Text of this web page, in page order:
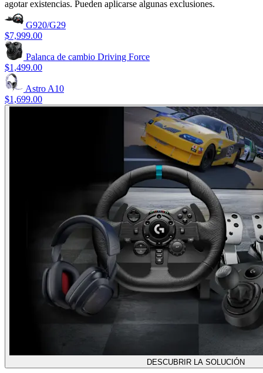
agotar existencias. Pueden aplicarse algunas exclusiones.
G920/G29
$7,999.00
Palanca de cambio Driving Force
$1,499.00
Astro A10
$1,699.00
DESCUBRIR LA SOLUCIÓN